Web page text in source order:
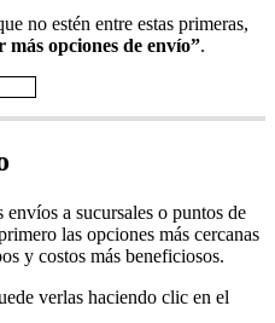
no estén entre estas primeras,
más opciones de envío”.
a sucursales o puntos de
las opciones más cercanas
y costos más beneficiosos.
verlas haciendo clic en el